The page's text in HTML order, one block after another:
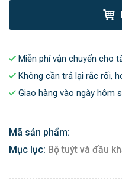
Miễn phí vận chuyển cho
Không cần trả lại rắc rối,
Giao hàng vào ngày hôm
Mã sản phẩm:
Mục lục: Bộ tuýt và đầu